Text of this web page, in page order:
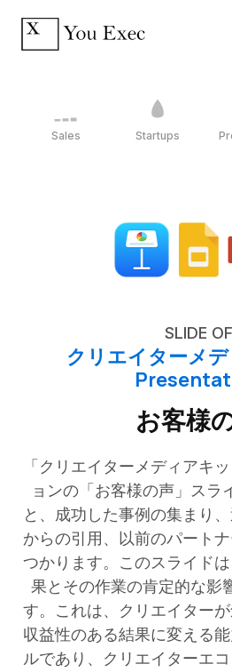
Sales Startups
SLIDE OF
クリエイターメ
お客様
「クリエイターメディアキ
ョンの「お客様の声」スラ
と、成功した事例の集まり
からの引用、以前のパート
つかります。このスライド
果とその作業の肯定的な影
す。これは、クリエイター
収益性のある結果に変える
ルであり、クリエイターエ